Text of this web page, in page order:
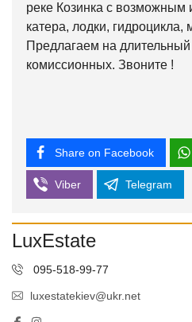
реке Козинка с возможным
катера, лодки, гидроцикла,
Предлагаем на
комиссионных. Звоните !
Share on Facebook
Viber Telegram
LuxEstate
095-518-99-77
luxestatekiev@ukr.net